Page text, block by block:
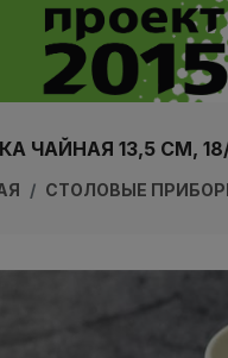
ЧАЙНАЯ 13,5 СМ, 18/
СТОЛОВЫЕ